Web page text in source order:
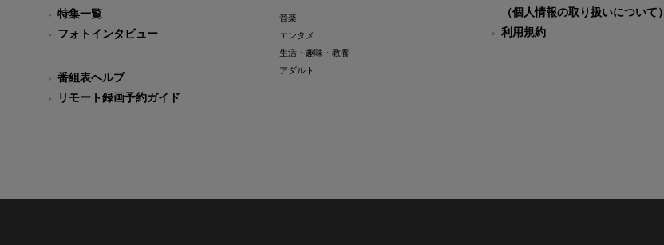
特集一覧
フォトインタビュー
番組表ヘルプ
リモート録画予約ガイド
音楽
エンタメ
生活・趣味・教養
アダルト
（個人情報の取り扱いについて）
利用規約